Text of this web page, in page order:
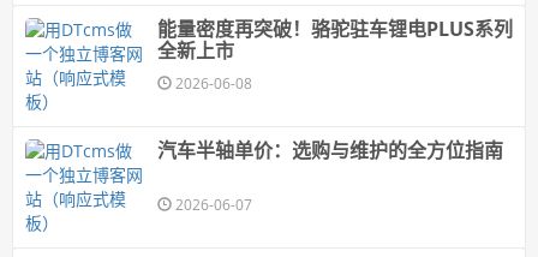
能量密度再突破！骆驼驻车锂电PLUS系列
全新上市
2026-06-08
汽车半轴单价：选购与维护的全方位指南
2026-06-07